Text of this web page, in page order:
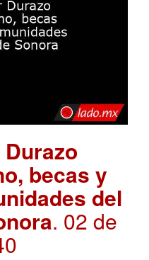
becas y
del
. 02 de